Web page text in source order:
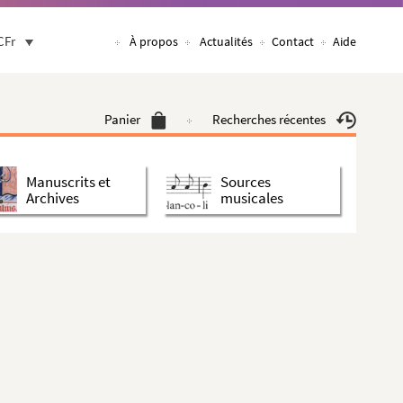
À propos Actualités Contact Aide
Panier Recherches récentes
Manuscrits et
Archives
Sources
musicales